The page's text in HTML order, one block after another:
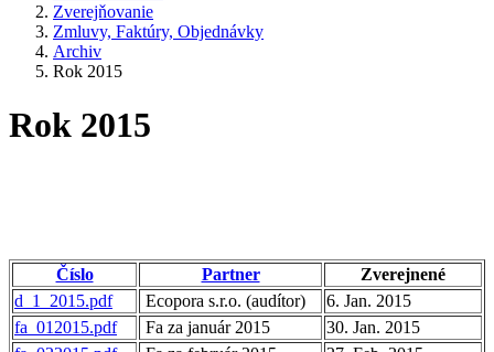
Zverejňovanie
Zmluvy, Faktúry, Objednávky
Archiv
Rok 2015
Rok 2015
Číslo Partner
Zverejnené
d_1_2015.pdf
Ecopora s.r.o. (audítor)
6. Jan. 2015
fa_012015.pdf
Fa za január 2015
30. Jan. 2015